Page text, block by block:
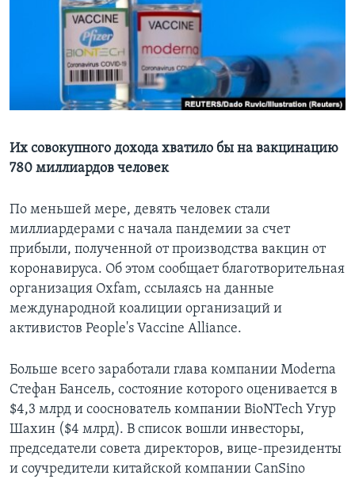
Learning English
СОЦИАЛЬНЫЕ СЕТИ
Языки
Их совокупного дохода хватило бы на вакцинацию
780 миллиардов человек
По меньшей мере, девять человек стали
миллиардерами с начала пандемии за счет
прибыли, полученной от производства вакцин от
коронавируса. Об этом сообщает благотворительная
организация Oxfam, ссылаясь на данные
международной коалиции организаций и
активистов People's Vaccine Alliance.
Больше всего заработали глава компании Moderna
Стефан Бансель, состояние которого оценивается в
$4,3 млрд и сооснователь компании BioNTech Угур
Шахин ($4 млрд). В список вошли инвесторы,
председатели совета директоров, вице-президенты
и соучредители китайской компании CanSino